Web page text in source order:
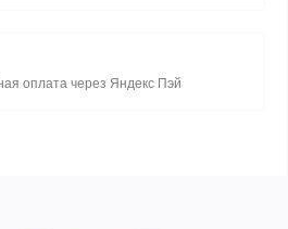
оплата через Яндекс Пэй